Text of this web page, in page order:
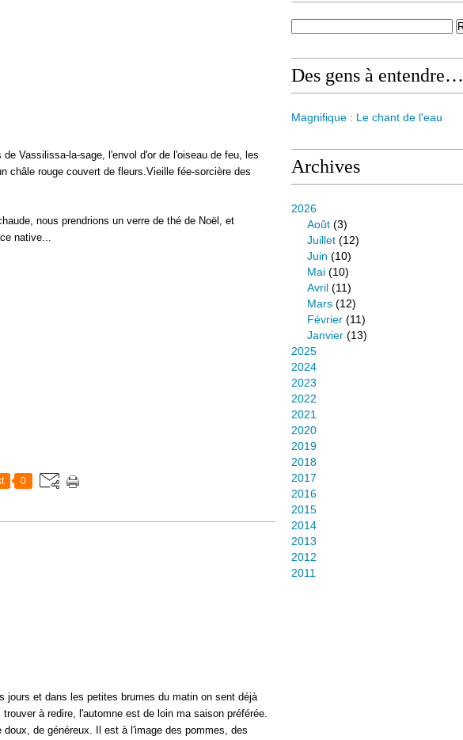
Vassilissa-la-sage, l'envol d'or de l'oiseau de feu, les
châle rouge couvert de fleurs.Vieille fée-sorcière des
nous prendrions un verre de thé de Noël, et
native...
0
jours et dans les petites brumes du matin on sent déjà
à redire, l'automne est de loin ma saison préférée.
doux, de généreux. Il est à l'image des pommes, des
Des gens à entendre…
Magnifique : Le chant de l'eau
Archives
2026
Août (3)
Juillet (12)
Juin (10)
Mai (10)
Avril (11)
Mars (12)
Février (11)
Janvier (13)
2025
2024
2023
2022
2021
2020
2019
2018
2017
2016
2015
2014
2013
2012
2011